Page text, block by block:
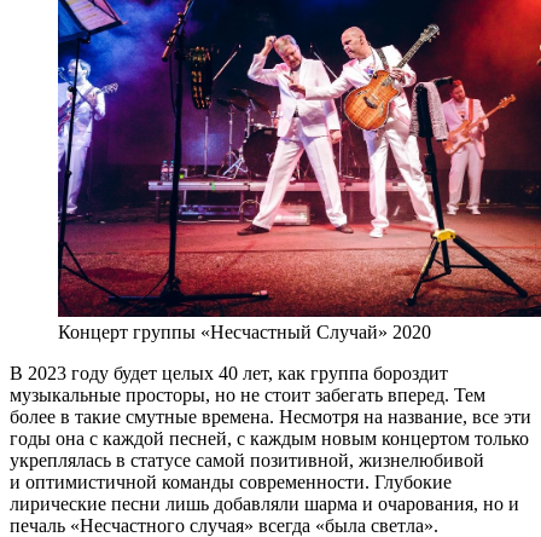
Концерт группы «Несчастный Случай» 2020
В 2023 году будет целых 40 лет, как группа бороздит
музыкальные просторы, но не стоит забегать вперед. Тем
более в такие смутные времена. Несмотря на название, все эти
годы она с каждой песней, с каждым новым концертом только
укреплялась в статусе самой позитивной, жизнелюбивой
и оптимистичной команды современности. Глубокие
лирические песни лишь добавляли шарма и очарования, но и
печаль «Несчастного случая» всегда «была светла».